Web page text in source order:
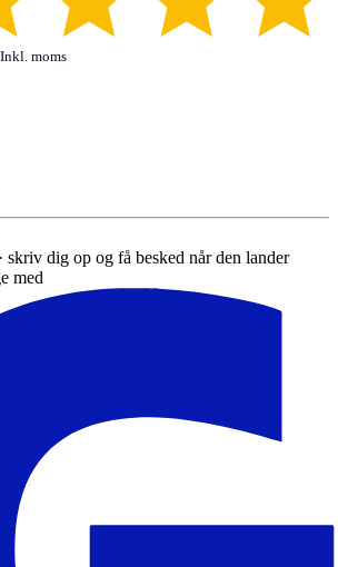
Inkl. moms
skriv dig op og få besked når den lander
med